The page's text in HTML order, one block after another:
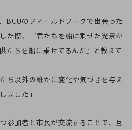
のサステナビリティ
BCUのフィールドワークで出会った
た際、『君たちを船に乗せた光景が
たちを船に乗せてるんだ』と教えて
ち以外の誰かに変化や気づきを与え
ました」
参加者と市民が交流することで、互